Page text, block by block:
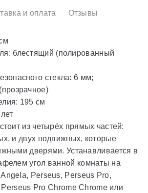
и оплата Отзывы
блестящий (полированный
стекла: 6 мм;
195 см
из четырёх прямых частей:
и двух подвижных, которые
дверями. Устанавливается в
угол ванной комнаты на
Perseus, Perseus Pro,
Pro Chrome Chrome или